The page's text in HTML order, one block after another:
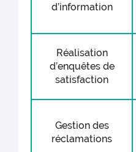
d’information
Réalisation
d’enquêtes de
satisfaction
Gestion des
réclamations